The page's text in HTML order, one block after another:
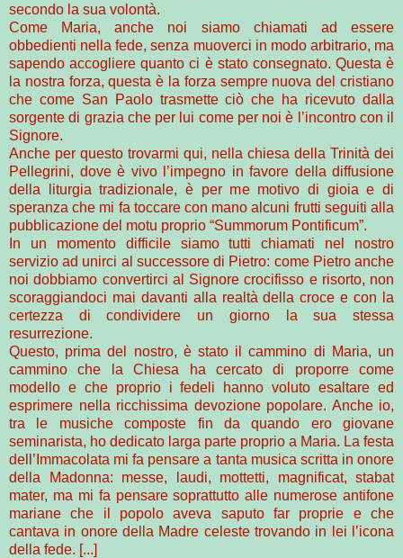
secondo la sua volontà.
Come Maria, anche noi siamo chiamati ad essere
obbedienti nella fede, senza muoverci in modo arbitrario, ma
sapendo accogliere quanto ci è stato consegnato. Questa è
la nostra forza, questa è la forza sempre nuova del cristiano
che come San Paolo trasmette ciò che ha ricevuto dalla
sorgente di grazia che per lui come per noi è l’incontro con il
Signore.
Anche per questo trovarmi qui, nella chiesa della Trinità dei
Pellegrini, dove è vivo l’impegno in favore della diffusione
della liturgia tradizionale, è per me motivo di gioia e di
speranza che mi fa toccare con mano alcuni frutti seguiti alla
pubblicazione del motu proprio “Summorum Pontificum”.
In un momento difficile siamo tutti chiamati nel nostro
servizio ad unirci al successore di Pietro: come Pietro anche
noi dobbiamo convertirci al Signore crocifisso e risorto, non
scoraggiandoci mai davanti alla realtà della croce e con la
certezza di condividere un giorno la sua stessa
resurrezione.
Questo, prima del nostro, è stato il cammino di Maria, un
cammino che la Chiesa ha cercato di proporre come
modello e che proprio i fedeli hanno voluto esaltare ed
esprimere nella ricchissima devozione popolare. Anche io,
tra le musiche composte fin da quando ero giovane
seminarista, ho dedicato larga parte proprio a Maria. La festa
dell’Immacolata mi fa pensare a tanta musica scritta in onore
della Madonna: messe, laudi, mottetti, magnificat, stabat
mater, ma mi fa pensare soprattutto alle numerose antifone
mariane che il popolo aveva saputo far proprie e che
cantava in onore della Madre celeste trovando in lei l’icona
della fede. [...]